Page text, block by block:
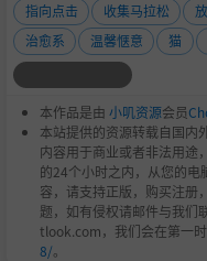
指向点击
收集马拉松
治愈系
温馨惬意 猫
本作品是由 小叽资源会员
本站提供的资源转载自国内
内容用于商业或者非法用途
的24个小时之内，从您的电
容，请支持正版，购买注册
题，如有侵权请邮件与我们
tlook.com，我们会在第一
8/。